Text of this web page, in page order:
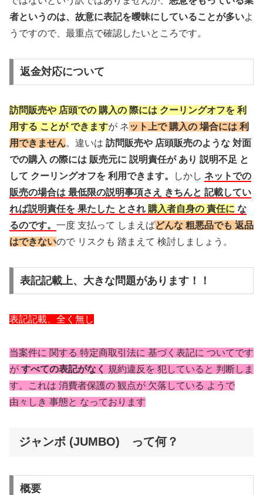
者というのは、故意に表記を曖昧にしていることが多いよ
うですので、最重点で確認したいところです。
返金対応について
訪問販売や 店頭での 購入の 際には クーリングオフを 利
用する ことが できますが ネット上で 購入の 場合には 利
用できません。違いは 訪問販売や 店頭販売のような 対面
での購入 の際には 販売元に 説明責任が あり 説明不足 と
して クーリングオフを 利用できます。
しかし ネットでの
販売の場合は 最低限の説明事項さえ きちんと 記載してい
れば説明責任を 果たした とされ 購入者自身の 責任に な
るのです。 一度 支払って しまえばどんな 粗悪品でも 返品
はできないので リスクも 踏まえて 検討しましょう。
表記記載上、大きな問題があります！！
表記記載、全く無し
当案件に 関する 特定商取引法に 基づく表記に ついてです
が すべての表記がなく 規約違反を 犯していると 判断しま
す。これは 消費者保護の 観点が 欠落している ようで
由々しき 事態と なっております
ジャンボ (JUMBO) って何？
概要